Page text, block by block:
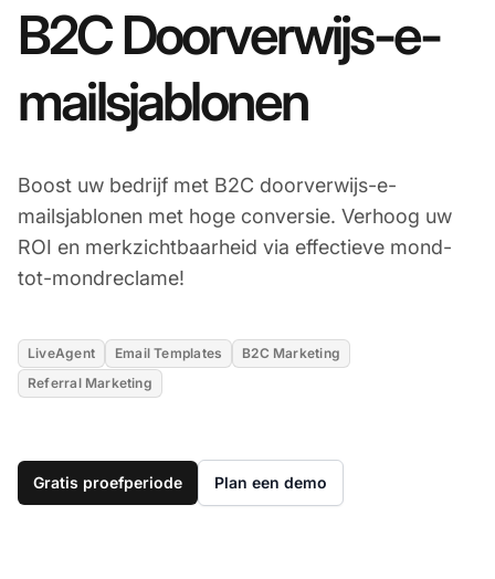
B2C Doorverwijs-e-
mailsjablonen
Boost uw bedrijf met B2C doorverwijs-e-
mailsjablonen met hoge conversie. Verhoog uw
ROI en merkzichtbaarheid via effectieve mond-
tot-mondreclame!
LiveAgent Email Templates
B2C Marketing
Referral Marketing
Gratis proefperiode Plan een demo